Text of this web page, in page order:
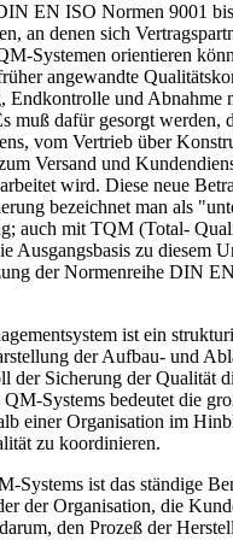
EN ISO Normen 9001
an denen sich
Systemen orientieren
angewandte
Endkontrolle und Abnahme
muß dafür gesorgt werden,
vom Vertrieb über
Versand und
wird. Diese neue
bezeichnet man als
auch mit TQM (Total-
Ausgangsbasis zu diesem
der Normenreihe DIN
ist ein
der Aufbau- und
der Sicherung der Qualität
Systems bedeutet die
einer Organisation im
zu koordinieren.
Systems ist das ständige
der Organisation, die
den Prozeß der